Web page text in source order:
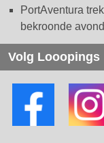
PortAventura
bekroonde
Volg Looopings